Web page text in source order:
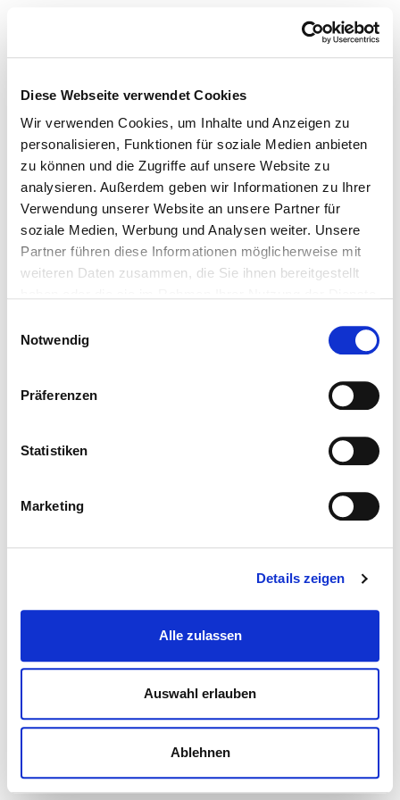
Diese Webseite verwendet Cookies
Wir verwenden Cookies, um Inhalte und Anzeigen zu
personalisieren, Funktionen für soziale Medien anbieten
zu können und die Zugriffe auf unsere Website zu
analysieren. Außerdem geben wir Informationen zu Ihrer
Verwendung unserer Website an unsere Partner für
soziale Medien, Werbung und Analysen weiter. Unsere
Partner führen diese Informationen möglicherweise mit
weiteren Daten zusammen, die Sie ihnen bereitgestellt
Notwendig
Präferenzen
Statistiken
Marketing
Details zeigen
Alle zulassen
Auswahl erlauben
Ablehnen